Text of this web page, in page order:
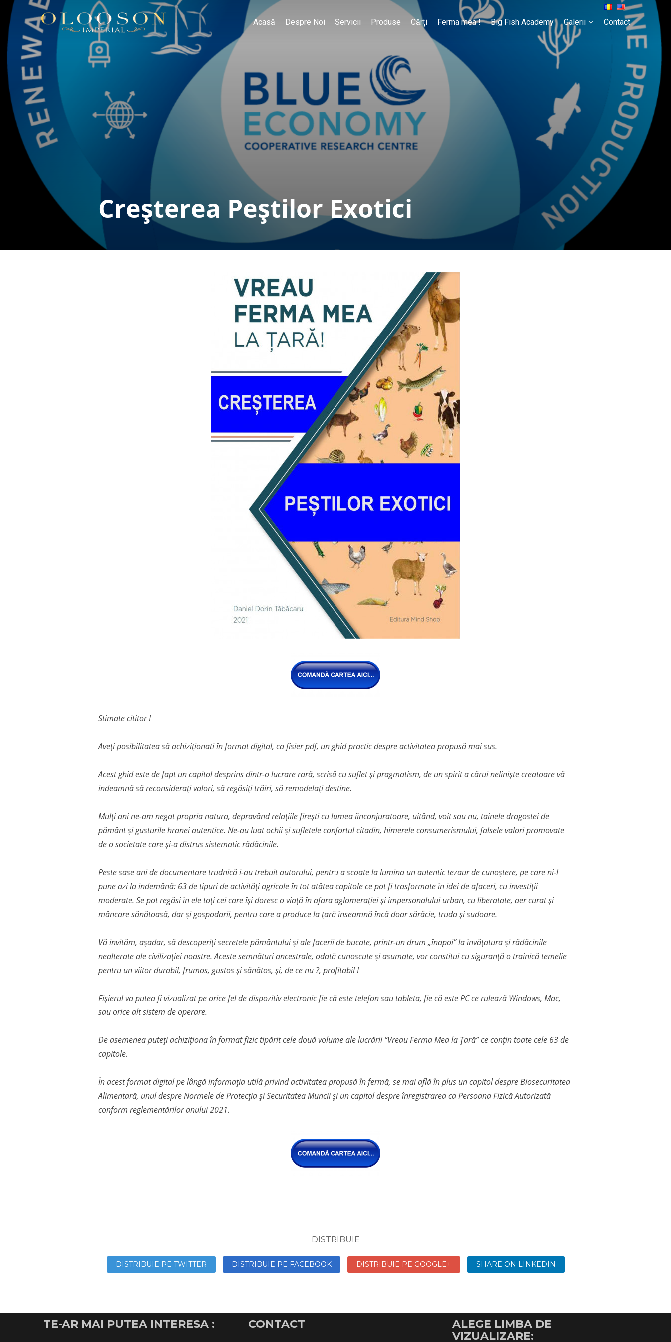
Acasă Despre Noi Servicii Produse Cărți Ferma mea ! Big Fish Academy Galerii Contact
Creșterea Peștilor Exotici
Stimate cititor !
Aveți posibilitatea să achiziționati în format digital, ca fisier pdf, un ghid practic despre activitatea propusă mai sus.
Acest ghid este de fapt un capitol desprins dintr-o lucrare rară, scrisă cu suflet și pragmatism, de un spirit a cărui neliniște creatoare vă
indeamnă să reconsiderați valori, să regăsiți trăiri, să remodelați destine.
Mulți ani ne-am negat propria natura, depravând relațiile firești cu lumea iînconjuratoare, uitând, voit sau nu, tainele dragostei de
pământ și gusturile hranei autentice. Ne-au luat ochii și sufletele confortul citadin, himerele consumerismului, falsele valori promovate
de o societate care și-a distrus sistematic rădăcinile.
Peste sase ani de documentare trudnică i-au trebuit autorului, pentru a scoate la lumina un autentic tezaur de cunoștere, pe care ni-l
pune azi la indemână: 63 de tipuri de activități agricole în tot atâtea capitole ce pot fi trasformate în idei de afaceri, cu investiții
moderate. Se pot regăsi în ele toți cei care își doresc o viață în afara aglomerației și impersonalului urban, cu liberatate, aer curat și
mâncare sănătoasă, dar și gospodarii, pentru care a produce la țară înseamnă încă doar sărăcie, truda și sudoare.
Vă invităm, așadar, să descoperiți secretele pământului și ale facerii de bucate, printr-un drum „înapoi” la învățatura și rădăcinile
nealterate ale civilizației noastre. Aceste semnături ancestrale, odată cunoscute și asumate, vor constitui cu siguranță o trainică temelie
pentru un viitor durabil, frumos, gustos și sănătos, și, de ce nu ?, profitabil !
Fișierul va putea fi vizualizat pe orice fel de dispozitiv electronic fie că este telefon sau tableta, fie că este PC ce rulează Windows, Mac,
sau orice alt sistem de operare.
De asemenea puteți achiziționa în format fizic tipărit cele două volume ale lucrării “Vreau Ferma Mea la Țară” ce conțin toate cele 63 de
capitole.
În acest format digital pe lângă informația utilă privind activitatea propusă în fermă, se mai află în plus un capitol despre Biosecuritatea
Alimentară, unul despre Normele de Protecția și Securitatea Muncii și un capitol despre înregistrarea ca Persoana Fizică Autorizată
conform reglementărilor anului 2021.
DISTRIBUIE
DISTRIBUIE PE TWITTER DISTRIBUIE PE FACEBOOK DISTRIBUIE PE GOOGLE+ SHARE ON LINKEDIN
TE-AR MAI PUTEA INTERESA : CONTACT
ALEGE LIMBA DE
VIZUALIZARE: